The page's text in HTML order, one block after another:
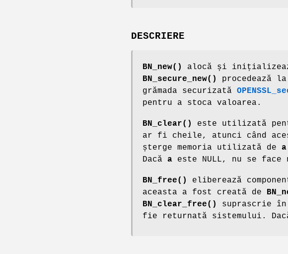
DESCRIERE
BN_new() alocă și
BN_secure_new()
procedează
grămada securizată
pentru a stoca valoarea.
BN_clear()
este utilizată
ar fi cheile, atunci când
șterge memoria utilizată de a
Dacă a este NULL, nu se face
BN_free() eliberează
aceasta a fost creată de
BN_clear_free()
suprascrie în
fie returnată sistemului.